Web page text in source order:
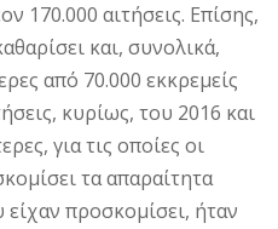
170.000 αιτήσεις. Επίσης,
και, συνολικά,
από 70.000 εκκρεμείς
κυρίως, του 2016 και
για τις οποίες οι
τα απαραίτητα
προσκομίσει, ήταν